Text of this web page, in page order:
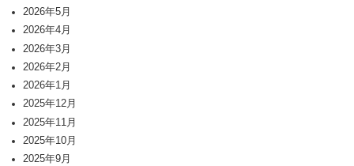
2026年5月
2026年4月
2026年3月
2026年2月
2026年1月
2025年12月
2025年11月
2025年10月
2025年9月